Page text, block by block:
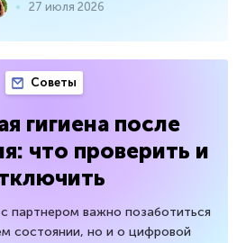
27 июля 2026
Советы
гигиена после
что проверить и
партнером важно позаботиться
состоянии, но и о цифровой